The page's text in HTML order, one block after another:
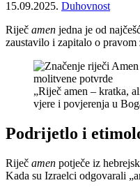
15.09.2025. Duhovnost
Riječ amen jedna je od
zaustavilo i zapitalo o pravom
„Riječ amen – kratka,
vjere i povjerenja u
Podrijetlo i
Riječ amen potječe iz
Kada su Izraelci odgovarali